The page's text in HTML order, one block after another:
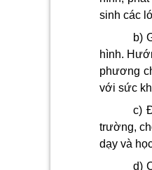
sinh các
b)
hình.
phương
với sức
c)
trường,
dạy và
d)